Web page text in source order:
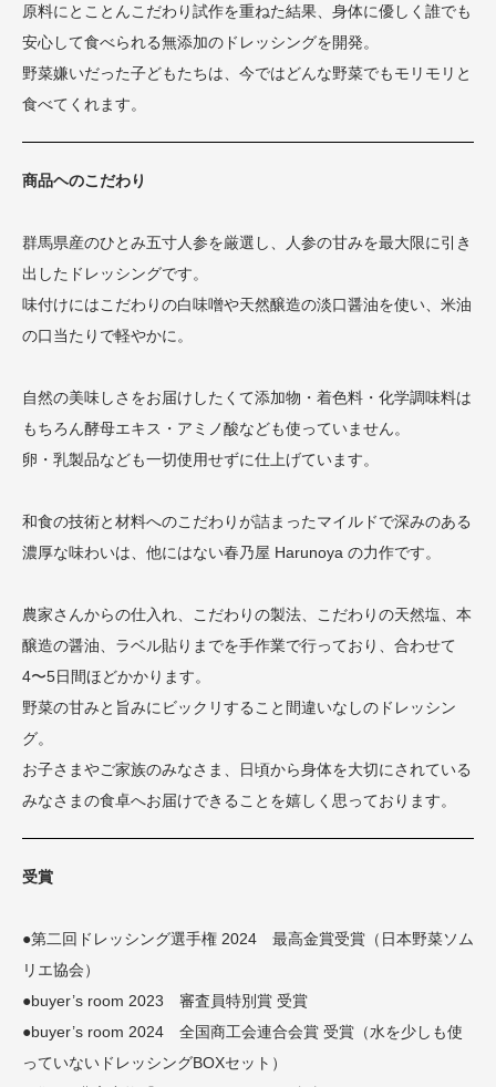
原料にとことんこだわり試作を重ねた結果、身体に優しく誰でも
安心して食べられる無添加のドレッシングを開発。
野菜嫌いだった子どもたちは、今ではどんな野菜でもモリモリと
食べてくれます。
商品ヘのこだわり
群馬県産のひとみ五寸人参を厳選し、人参の甘みを最大限に引き
出したドレッシングです。
味付けにはこだわりの白味噌や天然醸造の淡口醤油を使い、米油
の口当たりで軽やかに。
自然の美味しさをお届けしたくて添加物・着色料・化学調味料は
もちろん酵母エキス・アミノ酸なども使っていません。
卵・乳製品なども一切使用せずに仕上げています。
和食の技術と材料へのこだわりが詰まったマイルドで深みのある
濃厚な味わいは、他にはない春乃屋 Harunoya の力作です。
農家さんからの仕入れ、こだわりの製法、こだわりの天然塩、本
醸造の醤油、ラベル貼りまでを手作業で行っており、合わせて
4〜5日間ほどかかります。
野菜の甘みと旨みにビックリすること間違いなしのドレッシン
グ。
お子さまやご家族のみなさま、日頃から身体を大切にされている
みなさまの食卓へお届けできることを嬉しく思っております。
受賞
●第二回ドレッシング選手権 2024 最高金賞受賞（日本野菜ソム
リエ協会）
●buyer’s room 2023 審査員特別賞 受賞
●buyer’s room 2024 全国商工会連合会賞 受賞（水を少しも使
っていないドレッシングBOXセット）